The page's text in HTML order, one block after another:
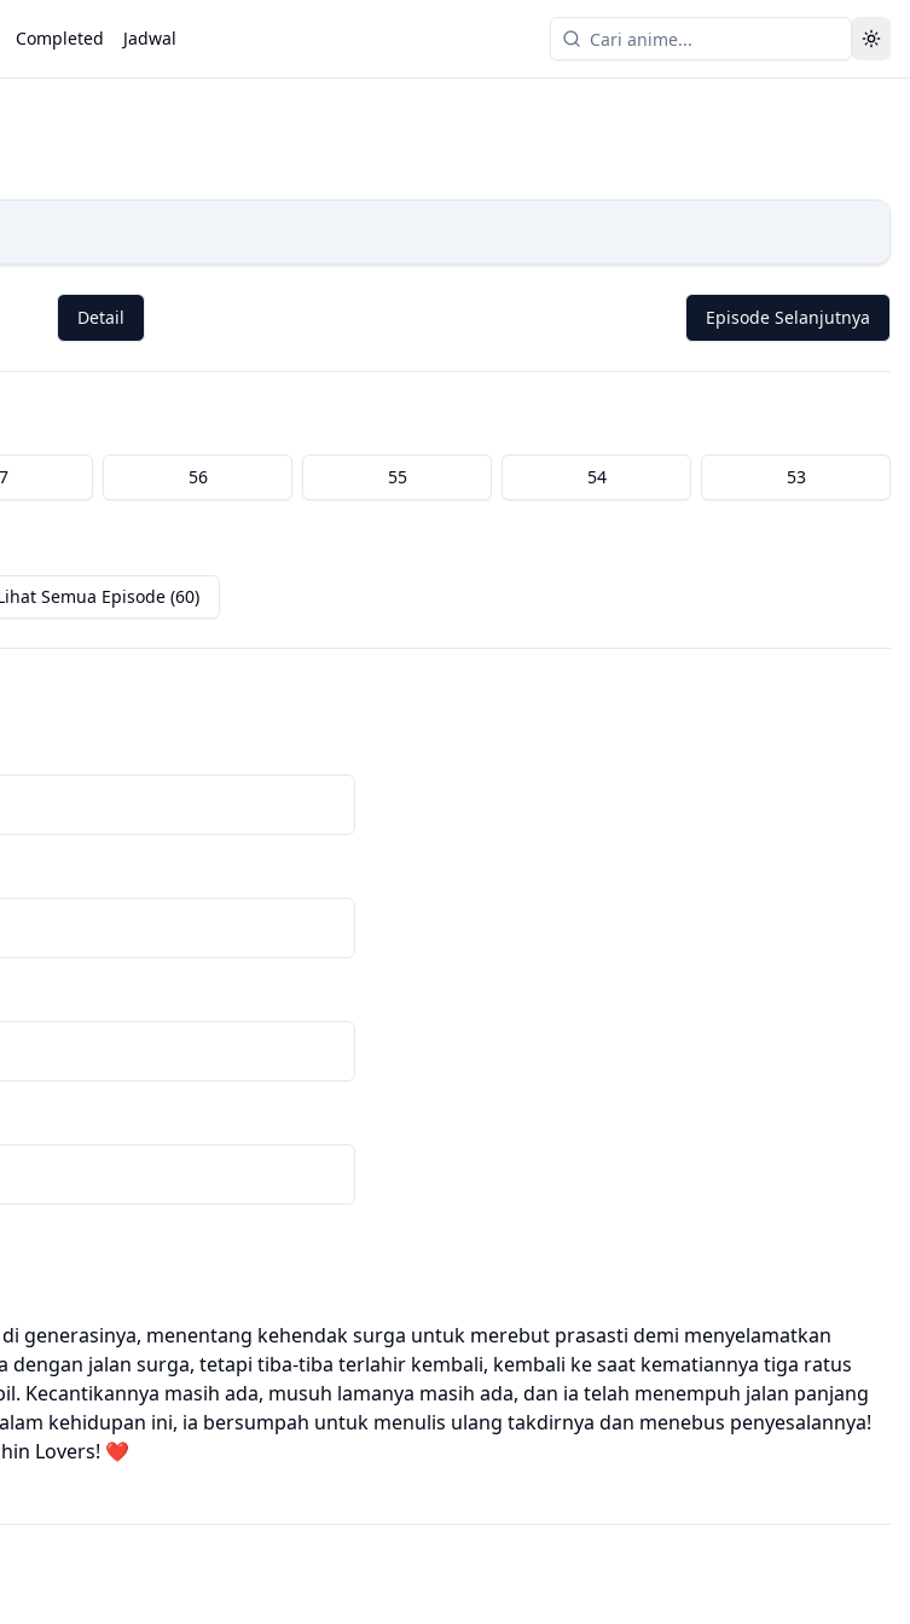
Completed Jadwal
Detail Episode Selanjutnya
56 55 54 53
Semua Episode (60)
generasinya, menentang kehendak surga untuk merebut prasasti demi menyelamatkan
jalan surga, tetapi tiba-tiba terlahir kembali, kembali ke saat kematiannya tiga ratus
masih ada, musuh lamanya masih ada, dan ia telah menempuh jalan panjang
kehidupan ini, ia bersumpah untuk menulis ulang takdirnya dan menebus penyesalannya!
Lovers! ❤️